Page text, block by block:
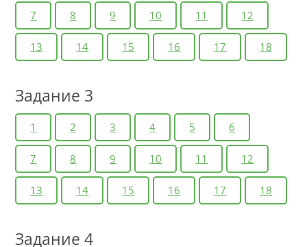
7 8 9 10 11 12
13 14 15 16 17 18
Задание 3
1 2 3 4 5 6
7 8 9 10 11 12
13 14 15 16 17 18
Задание 4